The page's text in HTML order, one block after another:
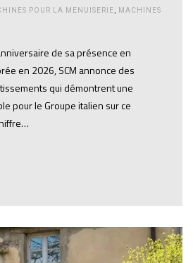
POUR LA MENUISERIE, MACHINES
de sa présence en
en 2026, SCM annonce des
qui démontrent une
pour le Groupe italien sur ce